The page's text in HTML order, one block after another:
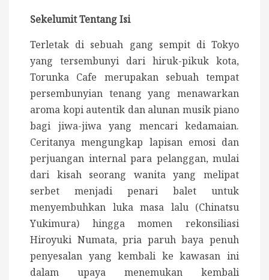
Sekelumit Tentang Isi
Terletak di sebuah gang sempit di Tokyo
yang tersembunyi dari hiruk-pikuk kota,
Torunka Cafe merupakan sebuah tempat
persembunyian tenang yang menawarkan
aroma kopi autentik dan alunan musik piano
bagi jiwa-jiwa yang mencari kedamaian.
Ceritanya mengungkap lapisan emosi dan
perjuangan internal para pelanggan, mulai
dari kisah seorang wanita yang melipat
serbet menjadi penari balet untuk
menyembuhkan luka masa lalu (Chinatsu
Yukimura) hingga momen rekonsiliasi
Hiroyuki Numata, pria paruh baya penuh
penyesalan yang kembali ke kawasan ini
dalam upaya menemukan kembali